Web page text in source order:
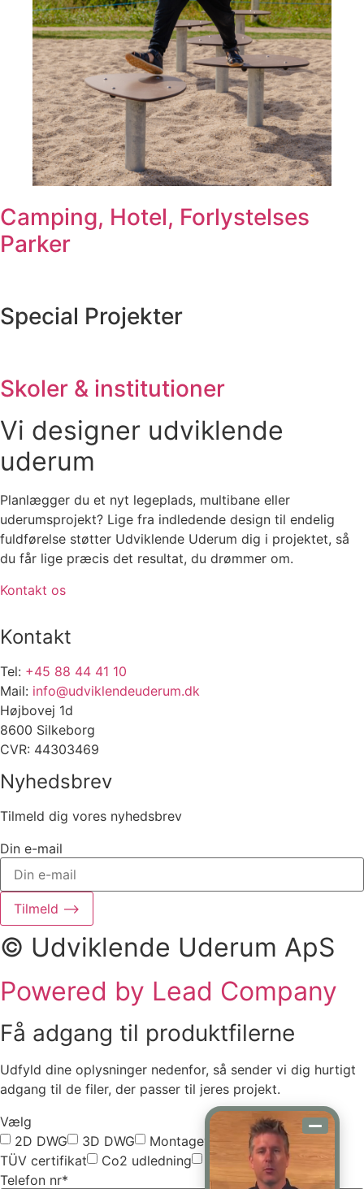
Camping, Hotel, Forlystelses
Parker
Special Projekter
Skoler & institutioner
Vi designer udviklende
uderum
Planlægger du et nyt legeplads, multibane eller
uderumsprojekt? Lige fra indledende design til endelig
fuldførelse støtter Udviklende Uderum dig i projektet, så
du får lige præcis det resultat, du drømmer om.
Kontakt os
Kontakt
Tel: +45 88 44 41 10
Mail: info@udviklendeuderum.dk
Højbovej 1d
8600 Silkeborg
CVR: 44303469
Nyhedsbrev
Tilmeld dig vores nyhedsbrev
Din e-mail
Tilmeld ⟶
© Udviklende Uderum ApS
Powered by Lead Company
Få adgang til produktfilerne
Udfyld dine oplysninger nedenfor, så sender vi dig hurtigt
adgang til de filer, der passer til jeres projekt.
Vælg
2D DWG
3D DWG
Montagevejledning
TÜV certifikat
Co2 udledning
Vælg alle
Telefon nr*